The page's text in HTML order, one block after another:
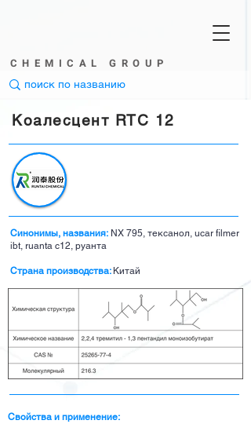
CHEMICAL GROUP
Коалесцент RTC 12
Синонимы, названия: NX 795, тексанол, ucar filmer
ibt, ruanta c12, руанта
Страна производства: Китай
Свойства и применение: